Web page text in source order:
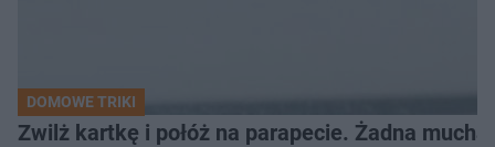
DOMOWE TRIKI
Zwilż kartkę i połóż na parapecie. Żadna